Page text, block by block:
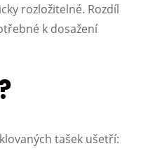
rozložitelné. Rozdíl
k dosažení
tašek ušetří: